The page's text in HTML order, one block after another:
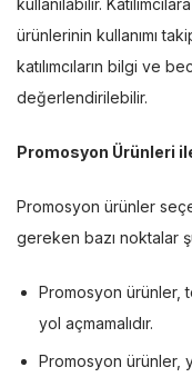
ürünlerinin kullanımı
katılımcıların bilgi ve
değerlendirilebilir.
Promosyon Ürünleri
Promosyon ürünler
gereken bazı noktalar
Promosyon ürünler,
yol açmamalıdır.
Promosyon ürünler,